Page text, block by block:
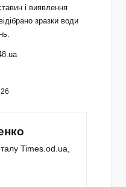
і виявлення
зразки води
Times.od.ua,